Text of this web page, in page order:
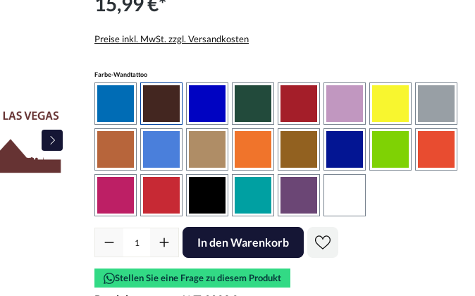
Preise inkl. MwSt. zzgl. Versandkosten
Farbe-Wandtattooauswählen
Produkt Anzahl: Gib den gewünschten Wert ein oder benutze die Schaltflächen
In den Warenkorb
Stellen Sie eine Frage zu diesem Produkt